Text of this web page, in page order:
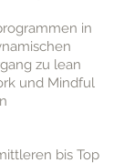
in
zu lean
und Mindful
bis Top